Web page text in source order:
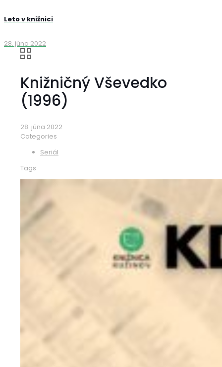
Leto v knižnici
28. júna 2022
Knižničný Vševedko
(1996)
28. júna 2022
Categories
Seriál
Tags